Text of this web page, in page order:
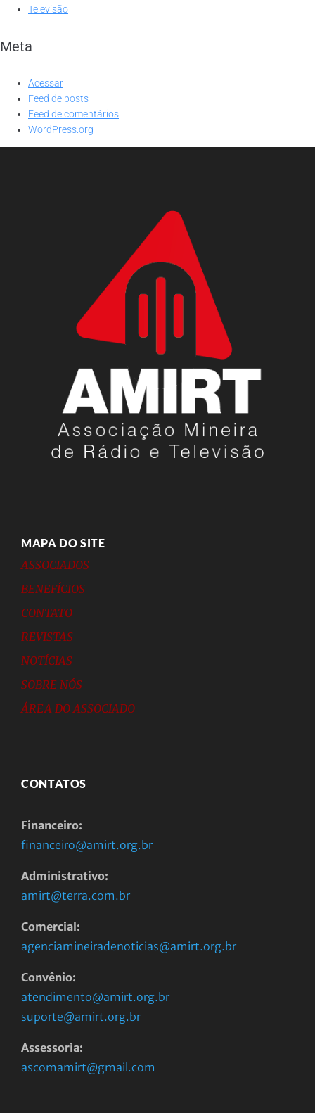
Televisão
Meta
Acessar
Feed de posts
Feed de comentários
WordPress.org
MAPA DO SITE
ASSOCIADOS
BENEFÍCIOS
CONTATO
REVISTAS
NOTÍCIAS
SOBRE NÓS
ÁREA DO ASSOCIADO
CONTATOS
Financeiro:
financeiro@amirt.org.br
Administrativo:
amirt@terra.com.br
Comercial:
agenciamineiradenoticias@amirt.org.br
Convênio:
atendimento@amirt.org.br
suporte@amirt.org.br
Assessoria:
ascomamirt@gmail.com